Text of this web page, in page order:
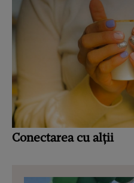
Conectarea cu alții